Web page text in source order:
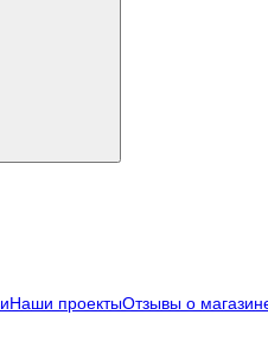
Наши проектыОтзывы о